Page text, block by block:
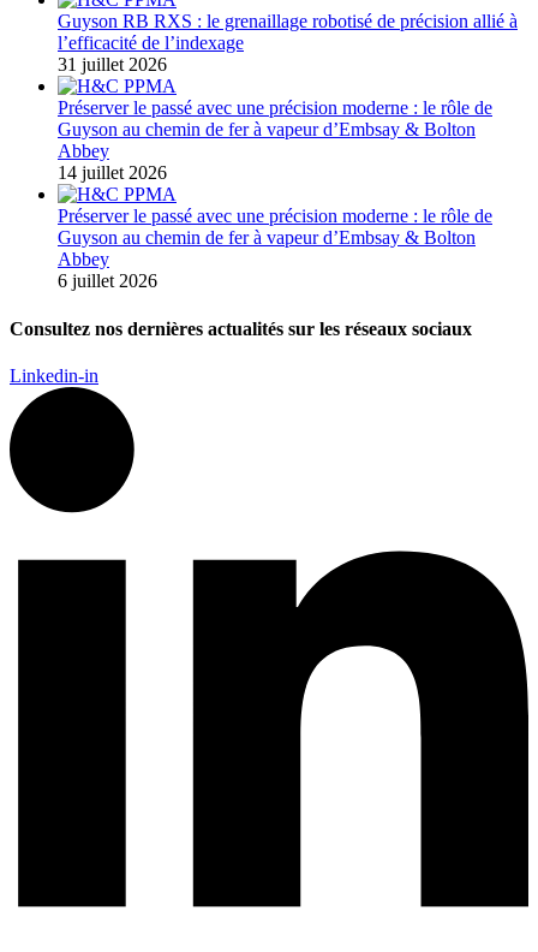
Guyson RB RXS : le grenaillage robotisé de précision allié à
l’efficacité de l’indexage
31 juillet 2026
Préserver le passé avec une précision moderne : le rôle de
Guyson au chemin de fer à vapeur d’Embsay & Bolton
Abbey
14 juillet 2026
Préserver le passé avec une précision moderne : le rôle de
Guyson au chemin de fer à vapeur d’Embsay & Bolton
Abbey
6 juillet 2026
Consultez nos dernières actualités sur les réseaux sociaux
Linkedin-in